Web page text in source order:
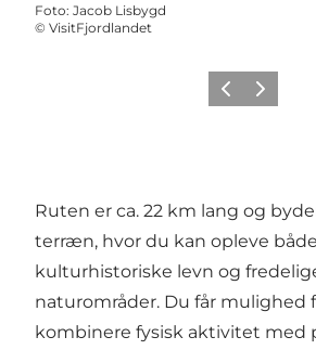
Foto: Jacob Lisbygd
© VisitFjordlandet
ForrigeNæste
Ruten er ca. 22 km lang og
terræn, hvor du kan opleve både
kulturhistoriske levn og
naturområder. Du får mulighed
kombinere fysisk aktivitet med